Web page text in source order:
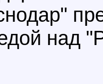
над